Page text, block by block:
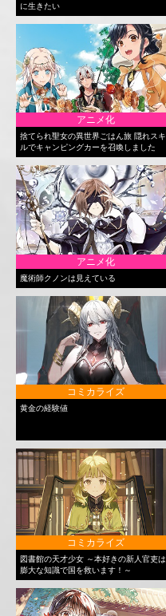
に生きたい
アニメ化
捨てられ聖女の異世界ごはん旅 隠れスキ
ルでキャンピングカーを召喚しました
アニメ化
魔術師クノンは見えている
コミカライズ
黄金の経験値
コミカライズ
図書館の天才少女 ～本好きの新人官吏は
膨大な知識で国を救います！～